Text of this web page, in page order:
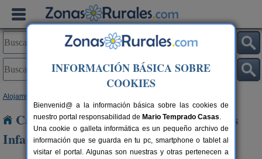
Alojamientos
Casas Rurales cerca de Manzanal de los
Infantes
INFORMACIÓN BÁSICA SOBRE
COOKIES
Bienvenid@ a la información básica sobre las cookies de
nuestro portal responsabilidad de Mario Temprado Casas.
Una cookie o galleta informática es un pequeño archivo de
información que se guarda en tu pc, smartphone o tablet al
visitar el portal. Algunas son nuestras y otras pertenecen a